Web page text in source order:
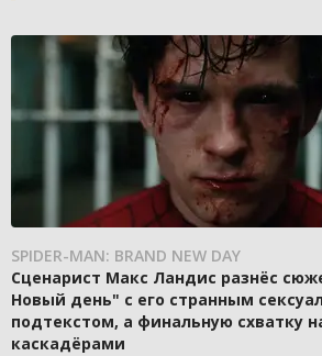
SPIDER-MAN: BRAND NEW DAY
Сценарист Макс Ландис разнёс
Новый день" с его странным
подтекстом, а финальную схватку
каскадёрами